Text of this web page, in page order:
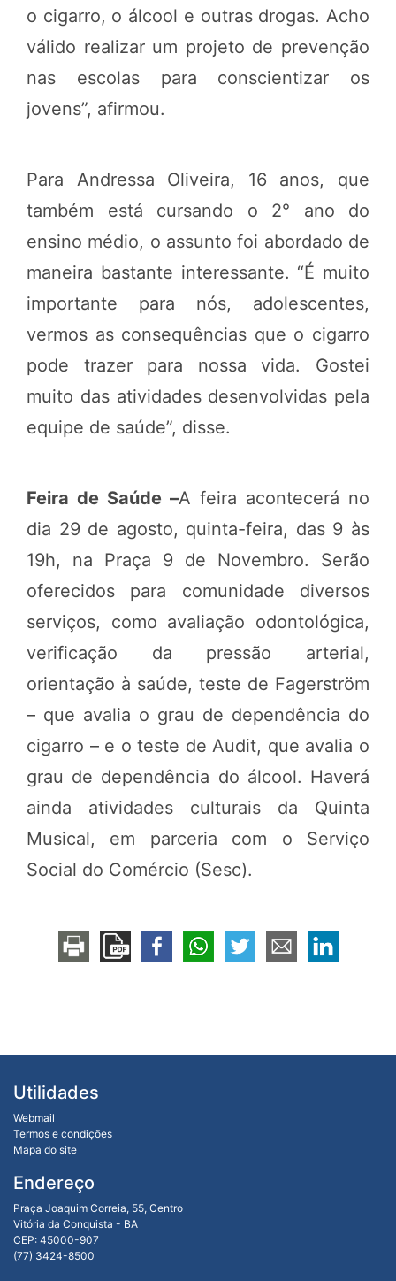
o cigarro, o álcool e outras drogas. Acho
válido realizar um projeto de prevenção
nas escolas para conscientizar os
jovens”, afirmou.
Para Andressa Oliveira, 16 anos, que
também está cursando o 2° ano do
ensino médio, o assunto foi abordado de
maneira bastante interessante. “É muito
importante para nós, adolescentes,
vermos as consequências que o cigarro
pode trazer para nossa vida. Gostei
muito das atividades desenvolvidas pela
equipe de saúde”, disse.
Feira de Saúde –A feira acontecerá no
dia 29 de agosto, quinta-feira, das 9 às
19h, na Praça 9 de Novembro. Serão
oferecidos para comunidade diversos
serviços, como avaliação odontológica,
verificação da pressão arterial,
orientação à saúde, teste de Fagerström
– que avalia o grau de dependência do
cigarro – e o teste de Audit, que avalia o
grau de dependência do álcool. Haverá
ainda atividades culturais da Quinta
Musical, em parceria com o Serviço
Social do Comércio (Sesc).
Utilidades
Webmail
Termos e condições
Mapa do site
Endereço
Praça Joaquim Correia, 55, Centro
Vitória da Conquista - BA
CEP: 45000-907
(77) 3424-8500